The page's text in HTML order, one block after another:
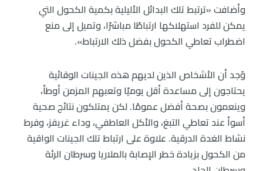
وأضافت «ترتبط تلك البدائل الأليلية بكمية الكحول التي
يمكن للفرد استهلاكها ارتباطًا مباشرًا، وتميل إلى منع
اضطراب تعاطي الكحول بفضل ذلك الارتباط».
وُجد أن الأشخاص الذين لديهم هذه الجينات الوقائية
يحتاجون إلى مساعدة أقل يوميًا وتعبهم المزمن أوطأ،
وينعمون بصحة أفضل عمومًا. لكن يمتلكون نتائج صحية
أسوأ عند تعاطي التبغ، والأكل العاطفي، وداء غريفز، وفرط
نشاط الغدة الدرقية. علاوة على ارتباط تلك الجينات الواقية
من الكحول بزيادة خطر الإصابة بالملاريا وسرطان الرئة